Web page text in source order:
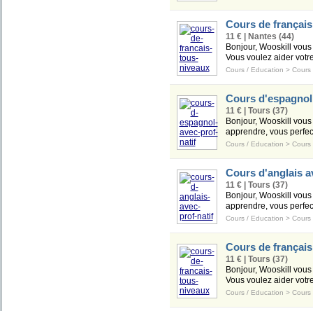
Cours de
11 € | Nantes (44)
Bonjour, Wooskill
Vous voulez aider
Cours / Education > Cours
Cours
11 € | Tours (37)
Bonjour, Wooskill
apprendre, vous
Cours / Education > Cours
Cours d'anglais
11 € | Tours (37)
Bonjour, Wooskill
apprendre, vous
Cours / Education > Cours
Cours de
11 € | Tours (37)
Bonjour, Wooskill
Vous voulez aider
Cours / Education > Cours